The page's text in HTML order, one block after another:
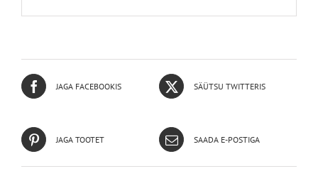
JAGA FACEBOOKIS SÄÜTSU TWITTERIS
JAGA TOOTET SAADA E-POSTIGA